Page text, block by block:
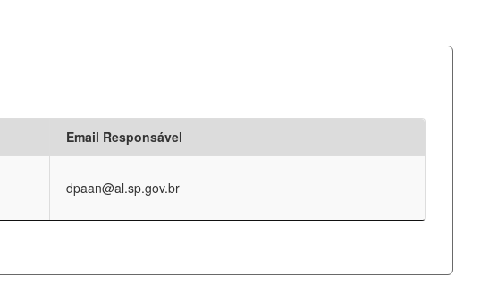
Email Responsável
dpaan@al.sp.gov.br